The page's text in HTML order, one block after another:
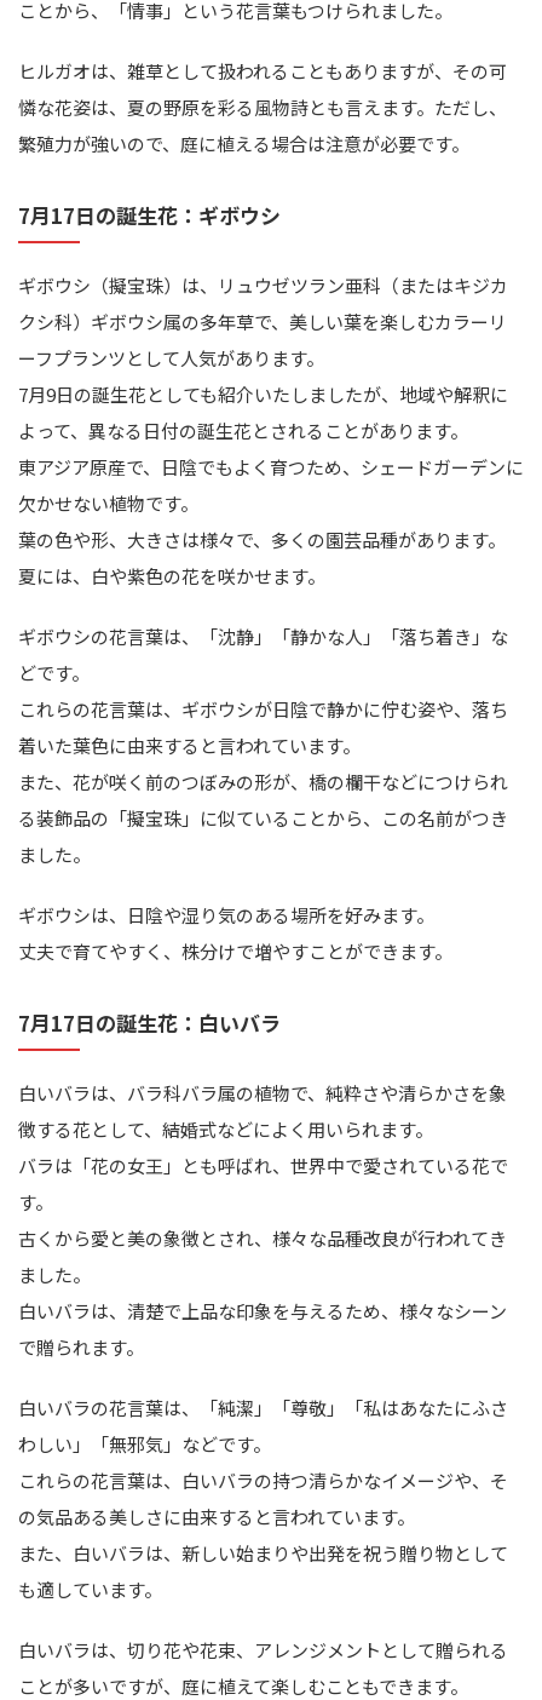
ことから、「情事」という花言葉もつけられました。
ヒルガオは、雑草として扱われることもありますが、その可
憐な花姿は、夏の野原を彩る風物詩とも言えます。ただし、
繁殖力が強いので、庭に植える場合は注意が必要です。
7月17日の誕生花：ギボウシ
ギボウシ（擬宝珠）は、リュウゼツラン亜科（またはキジカ
クシ科）ギボウシ属の多年草で、美しい葉を楽しむカラーリ
ーフプランツとして人気があります。
7月9日の誕生花としても紹介いたしましたが、地域や解釈に
よって、異なる日付の誕生花とされることがあります。
東アジア原産で、日陰でもよく育つため、シェードガーデンに
欠かせない植物です。
葉の色や形、大きさは様々で、多くの園芸品種があります。
夏には、白や紫色の花を咲かせます。
ギボウシの花言葉は、「沈静」「静かな人」「落ち着き」な
どです。
これらの花言葉は、ギボウシが日陰で静かに佇む姿や、落ち
着いた葉色に由来すると言われています。
また、花が咲く前のつぼみの形が、橋の欄干などにつけられ
る装飾品の「擬宝珠」に似ていることから、この名前がつき
ました。
ギボウシは、日陰や湿り気のある場所を好みます。
丈夫で育てやすく、株分けで増やすことができます。
7月17日の誕生花：白いバラ
白いバラは、バラ科バラ属の植物で、純粋さや清らかさを象
徴する花として、結婚式などによく用いられます。
バラは「花の女王」とも呼ばれ、世界中で愛されている花で
す。
古くから愛と美の象徴とされ、様々な品種改良が行われてき
ました。
白いバラは、清楚で上品な印象を与えるため、様々なシーン
で贈られます。
白いバラの花言葉は、「純潔」「尊敬」「私はあなたにふさ
わしい」「無邪気」などです。
これらの花言葉は、白いバラの持つ清らかなイメージや、そ
の気品ある美しさに由来すると言われています。
また、白いバラは、新しい始まりや出発を祝う贈り物として
も適しています。
白いバラは、切り花や花束、アレンジメントとして贈られる
ことが多いですが、庭に植えて楽しむこともできます。